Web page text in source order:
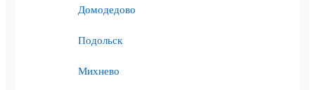
Домодедово
Подольск
Михнево